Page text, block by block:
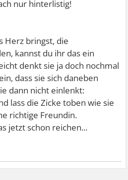
nur hinterlistig!
Herz bringst, die
kannst du ihr das ein
denkt sie ja doch nochmal
dass sie sich daneben
dann nicht einlenkt:
lass die Zicke toben wie sie
richtige Freundin.
jetzt schon reichen...